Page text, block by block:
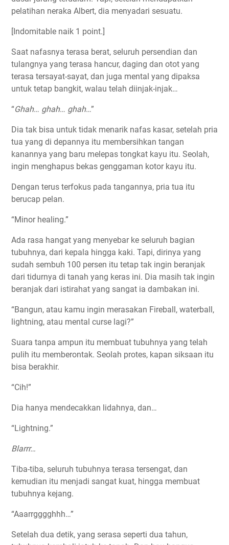
pelatihan neraka Albert, dia menyadari sesuatu.
[Indomitable naik 1 point.]
Saat nafasnya terasa berat, seluruh persendian dan
tulangnya yang terasa hancur, daging dan otot yang
terasa tersayat-sayat, dan juga mental yang dipaksa
untuk tetap bangkit, walau telah diinjak-injak…
“Ghah… ghah… ghah…”
Dia tak bisa untuk tidak menarik nafas kasar, setelah pria
tua yang di depannya itu membersihkan tangan
kanannya yang baru melepas tongkat kayu itu. Seolah,
ingin menghapus bekas genggaman kotor kayu itu.
Dengan terus terfokus pada tangannya, pria tua itu
berucap pelan.
“Minor healing.”
Ada rasa hangat yang menyebar ke seluruh bagian
tubuhnya, dari kepala hingga kaki. Tapi, dirinya yang
sudah sembuh 100 persen itu tetap tak ingin beranjak
dari tidurnya di tanah yang keras ini. Dia masih tak ingin
beranjak dari istirahat yang sangat ia dambakan ini.
“Bangun, atau kamu ingin merasakan Fireball, waterball,
lightning, atau mental curse lagi?”
Suara tanpa ampun itu membuat tubuhnya yang telah
pulih itu memberontak. Seolah protes, kapan siksaan itu
bisa berakhir.
“Cih!”
Dia hanya mendecakkan lidahnya, dan…
“Lightning.”
Blarrr…
Tiba-tiba, seluruh tubuhnya terasa tersengat, dan
kemudian itu menjadi sangat kuat, hingga membuat
tubuhnya kejang.
“Aaarrgggghhh…”
Setelah dua detik, yang serasa seperti dua tahun,